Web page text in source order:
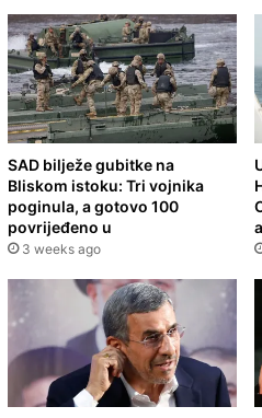
SAD bilježe gubitke na
Bliskom istoku: Tri vojnika
poginula, a gotovo 100
povrijeđeno u
3 weeks ago